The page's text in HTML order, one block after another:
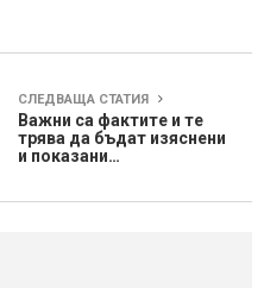
СЛЕДВАЩА СТАТИЯ
Важни са фактите и те
трява да бъдат изяснени
и показани…